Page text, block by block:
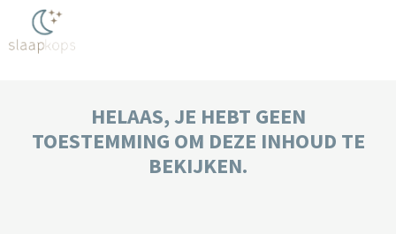
HELAAS, JE HEBT GEEN
TOESTEMMING OM DEZE INHOUD TE
BEKIJKEN.